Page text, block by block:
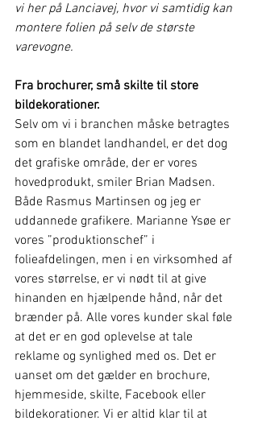
vi her på Lanciavej, hvor vi samtidig kan
montere folien på selv de største
varevogne.
Fra brochurer, små skilte til store
bildekorationer.
Selv om vi i branchen måske betragtes
som en blandet landhandel, er det dog
det grafiske område, der er vores
hovedprodukt, smiler Brian Madsen.
Både Rasmus Martinsen og jeg er
uddannede grafikere. Marianne Ysøe er
vores ”produktionschef” i
folieafdelingen, men i en virksomhed af
vores størrelse, er vi nødt til at give
hinanden en hjælpende hånd, når det
brænder på. Alle vores kunder skal føle
at det er en god oplevelse at tale
reklame og synlighed med os. Det er
uanset om det gælder en brochure,
hjemmeside, skilte, Facebook eller
bildekorationer. Vi er altid klar til at